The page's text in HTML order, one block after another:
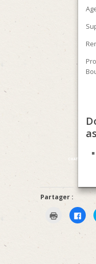
Partager :
Cliquer
pour pour